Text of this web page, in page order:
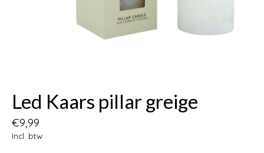
Led Kaars pillar greige
€9,99
Incl. btw